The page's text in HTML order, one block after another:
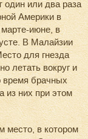
один или два раза
Америки в
июне, в
В Малайзии
для гнезда
летать вокруг и
время брачных
из них при этом
место, в котором